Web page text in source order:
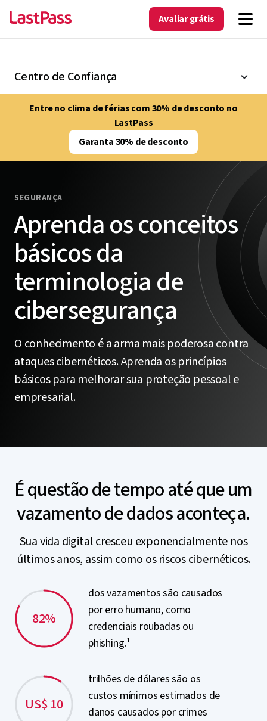
Avaliar grátis
Centro de Confiança
Entre no clima de férias com 30% de desconto no
LastPass
Garanta 30% de desconto
SEGURANÇA
Aprenda os conceitos
básicos da
terminologia de
cibersegurança
O conhecimento é a arma mais poderosa contra
ataques cibernéticos. Aprenda os princípios
básicos para melhorar sua proteção pessoal e
empresarial.
É questão de tempo até que um
vazamento de dados aconteça.
Sua vida digital cresceu exponencialmente nos
últimos anos, assim como os riscos cibernéticos.
82%
dos vazamentos são causados
por erro humano, como
credenciais roubadas ou
phishing.¹
US$ 10
trilhões de dólares são os
custos mínimos estimados de
danos causados por crimes